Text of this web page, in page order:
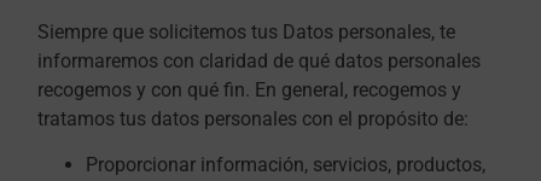
Siempre que solicitemos tus Datos personales, te
informaremos con claridad de qué datos personales
recogemos y con qué fin. En general, recogemos y
tratamos tus datos personales con el propósito de:
Proporcionar información, servicios, productos,